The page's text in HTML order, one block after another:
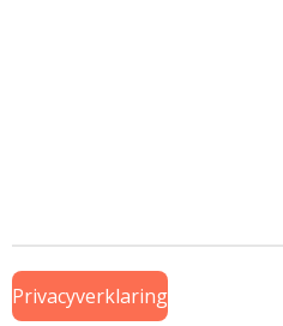
Privacyverklaring